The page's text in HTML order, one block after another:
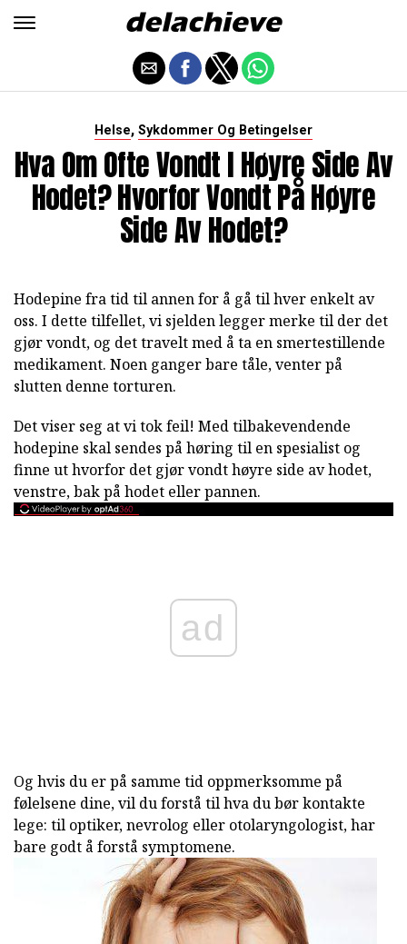
Helse, Sykdommer Og Betingelser
Hva Om Ofte Vondt I Høyre Side Av
Hodet? Hvorfor Vondt På Høyre
Side Av Hodet?
Hodepine fra tid til annen for å gå til hver enkelt av
oss. I dette tilfellet, vi sjelden legger merke til der det
gjør vondt, og det travelt med å ta en smertestillende
medikament. Noen ganger bare tåle, venter på
slutten denne torturen.
Det viser seg at vi tok feil! Med tilbakevendende
hodepine skal sendes på høring til en spesialist og
finne ut hvorfor det gjør vondt høyre side av hodet,
venstre, bak på hodet eller pannen.
ad
Og hvis du er på samme tid oppmerksomme på
følelsene dine, vil du forstå til hva du bør kontakte
lege: til optiker, nevrolog eller otolaryngologist, har
bare godt å forstå symptomene.